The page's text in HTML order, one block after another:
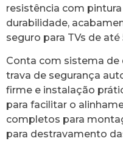
resistência com
durabilidade,
seguro para TVs de até
Conta com sistema
trava de segurança
firme e instalação
para facilitar o
completos para
para destravamento